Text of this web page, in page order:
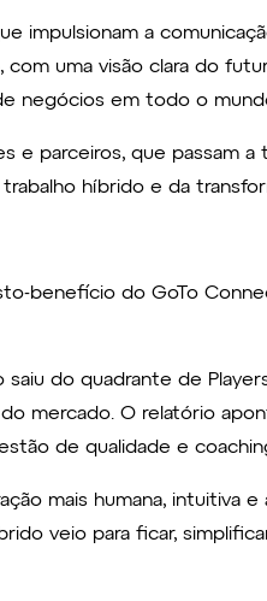
impulsionam a
uma visão clara do
negócios em todo o
parceiros, que passam
híbrido e da
benefício do GoTo
saiu do quadrante de
mercado. O relatório
de qualidade e
mais humana, intuitiva e
veio para ficar,